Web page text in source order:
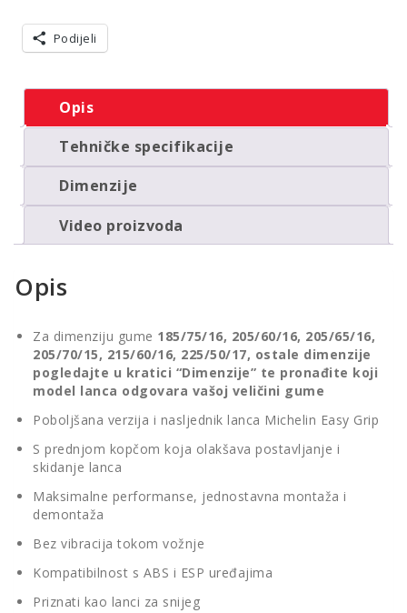
količina
Podijeli
Opis
Tehničke specifikacije
Dimenzije
Video proizvoda
Opis
Za dimenziju gume 185/75/16, 205/60/16, 205/65/16,
205/70/15, 215/60/16, 225/50/17, ostale dimenzije
pogledajte u kratici “Dimenzije” te pronađite koji
model lanca odgovara vašoj veličini gume
Poboljšana verzija i nasljednik lanca Michelin Easy Grip
S prednjom kopčom koja olakšava postavljanje i
skidanje lanca
Maksimalne performanse, jednostavna montaža i
demontaža
Bez vibracija tokom vožnje
Kompatibilnost s ABS i ESP uređajima
Priznati kao lanci za snijeg